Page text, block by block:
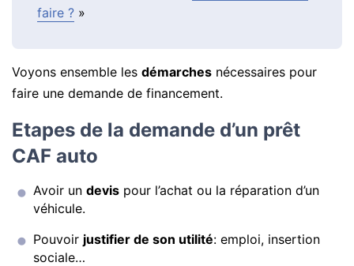
faire ? »
Voyons ensemble les démarches nécessaires pour
faire une demande de financement.
Etapes de la demande d’un prêt
CAF auto
Avoir undevis pour l’achat ou la réparation d’un
véhicule.
Pouvoir justifier de son utilité: emploi, insertion
sociale…